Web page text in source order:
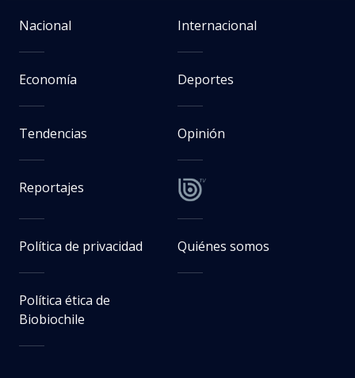
Nacional Internacional
Economía Deportes
Tendencias Opinión
Reportajes
Política de privacidad Quiénes somos
Política ética de
Biobiochile